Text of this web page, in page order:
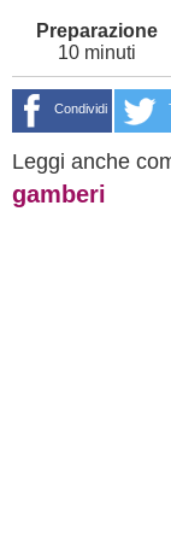
10 minuti
Condividi
Leggi anche
gamberi